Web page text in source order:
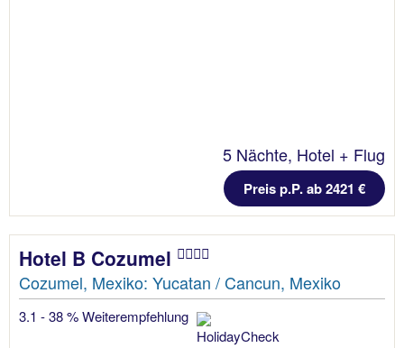
5 Nächte, Hotel + Flug
Preis p.P. ab 2421 €
Hotel B Cozumel
Cozumel, Mexiko: Yucatan / Cancun, Mexiko
3.1 - 38 % Weiterempfehlung